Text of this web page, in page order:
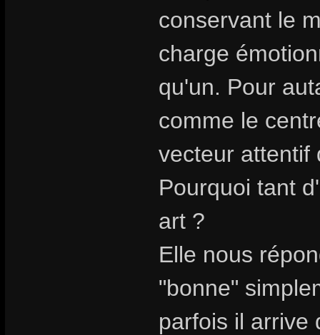
conservant le
charge
qu'un. Pour
comme le
vecteur attentif
Pourquoi tant
art ?
Elle nous
"bonne"
parfois il arrive